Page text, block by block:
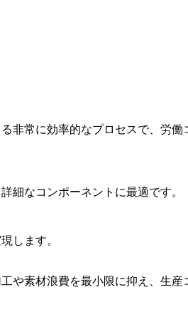
非常に効率的なプロセスで、労働
細なコンポーネントに最適です。
します。
や素材浪費を最小限に抑え、生産